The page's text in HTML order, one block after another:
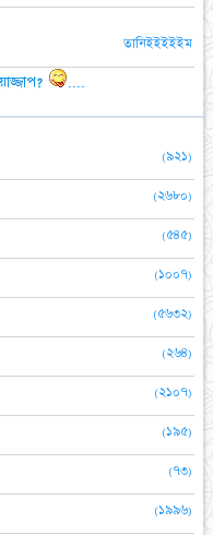
তানিইইইইইম
(৯২১)
(২৬৮০)
(৫৪৫)
(১০০৭)
(৫৬৩২)
(২৬৪)
(২১০৭)
(১৯৫)
(৭৩)
(১৯৯৬)